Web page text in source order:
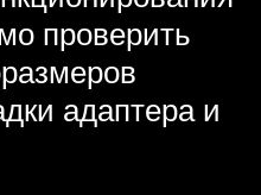
проверить
адаптера и